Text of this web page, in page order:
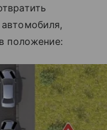
положение: